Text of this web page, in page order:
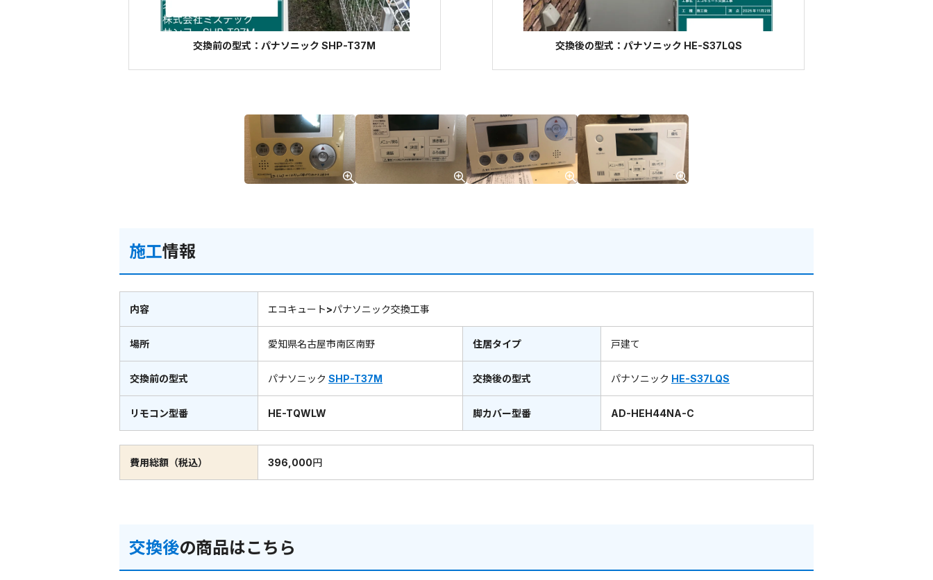
交換前の型式：パナソニック SHP-T37M 交換後の型式：パナソニック HE-S37LQS
施工情報
内容 エコキュート>パナソニック交換工事
場所 愛知県名古屋市南区南野 住居タイプ 戸建て
交換前の型式 パナソニック SHP-T37M 交換後の型式 パナソニック HE-S37LQS
リモコン型番 HE-TQWLW 脚カバー型番 AD-HEH44NA-C
費用総額（税込） 396,000円
交換後の商品はこちら